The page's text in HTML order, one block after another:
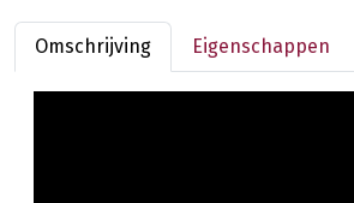
Omschrijving Eigenschappen